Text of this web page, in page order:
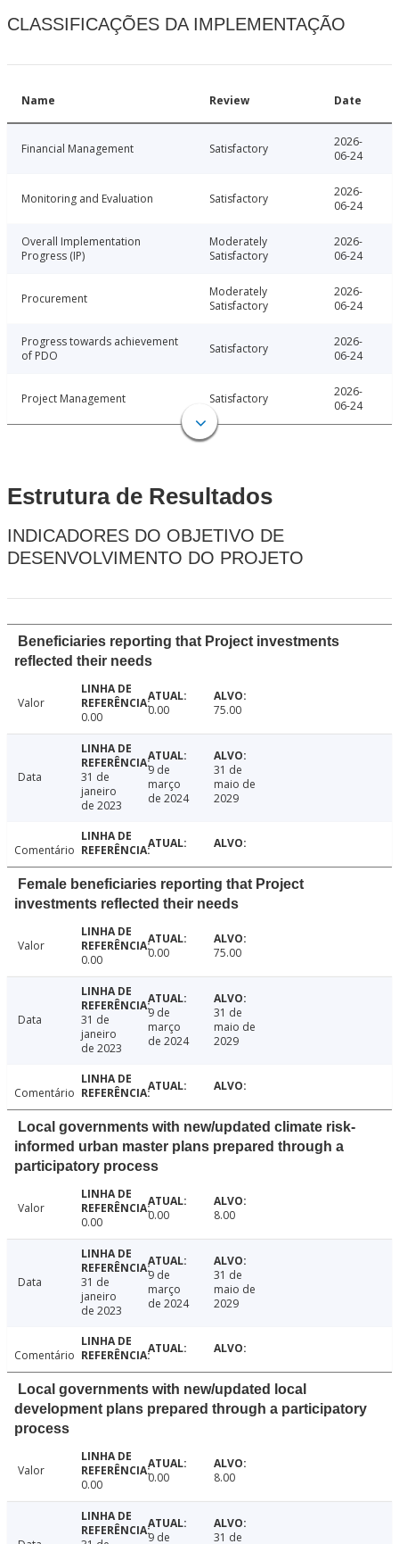
CLASSIFICAÇÕES DA IMPLEMENTAÇÃO
Name Review Date
Financial Management Satisfactory
2026-
06-24
Monitoring and Evaluation Satisfactory
2026-
06-24
Overall Implementation
Progress (IP)
Moderately
Satisfactory
2026-
06-24
Procurement
Moderately
Satisfactory
2026-
06-24
Progress towards achievement
of PDO
Satisfactory
2026-
06-24
Project Management Satisfactory
2026-
06-24
Estrutura de Resultados
INDICADORES DO OBJETIVO DE
DESENVOLVIMENTO DO PROJETO
Beneficiaries reporting that Project investments
reflected their needs
Valor
0.00
0.00 75.00
Data
31 de
janeiro
de 2023
9 de
março
de 2024
31 de
maio de
2029
Comentário
Female beneficiaries reporting that Project
investments reflected their needs
Valor
0.00
0.00 75.00
Data
31 de
janeiro
de 2023
9 de
março
de 2024
31 de
maio de
2029
Comentário
Local governments with new/updated climate risk-
informed urban master plans prepared through a
participatory process
Valor
0.00
0.00 8.00
Data
31 de
janeiro
de 2023
9 de
março
de 2024
31 de
maio de
2029
Comentário
Local governments with new/updated local
development plans prepared through a participatory
process
Valor
0.00
0.00 8.00
9 de 31 de